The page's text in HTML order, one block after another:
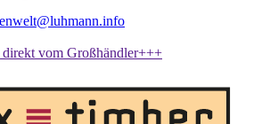
vom Großhändler+++